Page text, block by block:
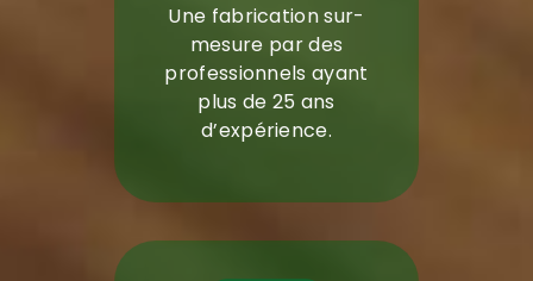
Une fabrication sur-
mesure par des
professionnels ayant
plus de 25 ans
d’expérience.